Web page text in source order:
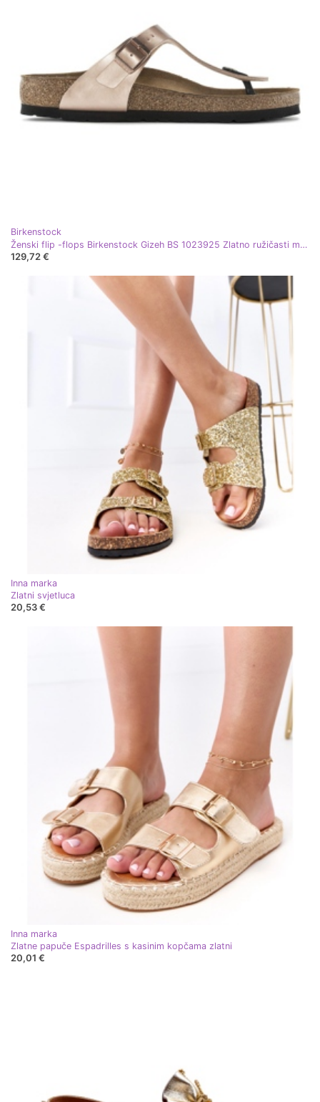
Birkenstock
Ženski flip -flops Birkenstock Gizeh BS 1023925 Zlatno ružičasti metalic zlatni
129,72 €
Inna marka
Zlatni svjetluca
20,53 €
Inna marka
Zlatne papuče Espadrilles s kasinim kopčama zlatni
20,01 €